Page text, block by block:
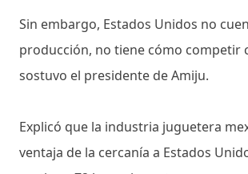
Sin embargo, Estados Unidos no
producción, no tiene cómo competir
sostuvo el presidente de Amiju.
Explicó que la industria juguetera
ventaja de la cercanía a Estados